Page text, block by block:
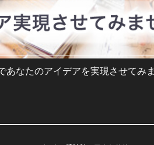
あなたのアイデアを実現させてみ